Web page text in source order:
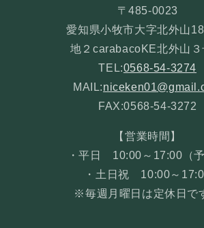
〒485-0023
愛知県小牧市大字北外山
地２carabacoKE北外山３
TEL:0568-54-3274
MAIL:
FAX:0568-54-3272
【営業時間】
・平日 10:00～17:00（予
・土日祝 10:00～
※毎週月曜日は定休日で